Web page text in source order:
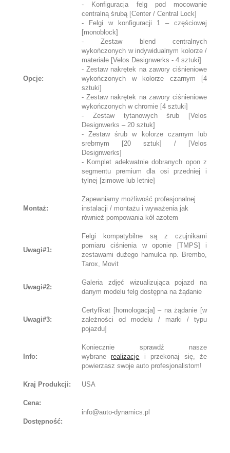
Opcje:
- Konfiguracja felg pod mocowanie
centralną śrubą [Center / Central Lock]
- Felgi w konfiguracji 1 – częściowej
[monoblock]
- Zestaw blend centralnych
wykończonych w indywidualnym kolorze /
materiale [Velos Designwerks - 4 sztuki]
- Zestaw nakrętek na zawory ciśnieniowe
wykończonych w kolorze czarnym [4
sztuki]
- Zestaw nakrętek na zawory ciśnieniowe
wykończonych w chromie [4 sztuki]
- Zestaw tytanowych śrub [Velos
Designwerks – 20 sztuk]
- Zestaw śrub w kolorze czarnym lub
srebrnym [20 sztuk] / [Velos
Designwerks]
- Komplet adekwatnie dobranych opon z
segmentu premium dla osi przedniej i
tylnej [zimowe lub letnie]
Montaż:
Zapewniamy możliwość profesjonalnej
instalacji / montażu i wyważenia jak
również pompowania kół azotem
Uwagi#1:
Felgi kompatybilne są z czujnikami
pomiaru ciśnienia w oponie [TMPS] i
zestawami dużego hamulca np. Brembo,
Tarox, Movit
Uwagi#2:
Galeria zdjęć wizualizująca pojazd na
danym modelu felg dostępna na żądanie
Uwagi#3:
Certyfikat [homologacja] – na żądanie [w
zależności od modelu / marki / typu
pojazdu]
Info:
Koniecznie sprawdź nasze
wybranerealizacje i przekonaj się, że
powierzasz swoje auto profesjonalistom!
Kraj Produkcji: USA
Cena:
info@auto-dynamics.pl
Dostępność: